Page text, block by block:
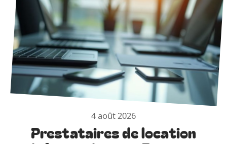
4 août 2026
Prestataires de location